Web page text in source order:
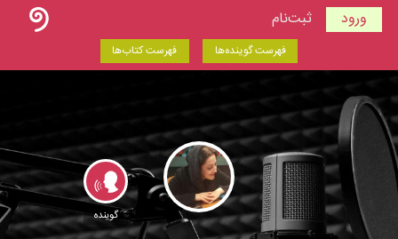
ورود ثبت‌نام
فهرست گوینده‌ها فهرست کتاب‌ها
گوینده